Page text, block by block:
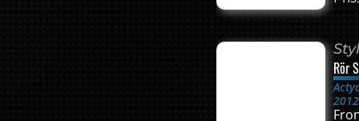
Rör